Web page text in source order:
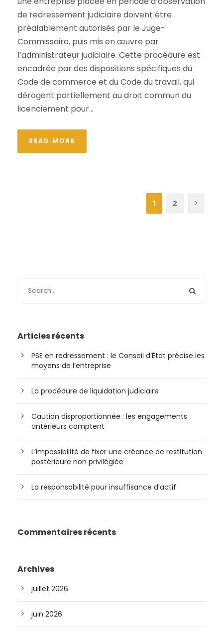
de redressement judiciaire doivent être
préalablement autorisés par le Juge-
Commissaire, puis mis en œuvre par
l’administrateur judiciaire. Cette procédure est
encadrée par des dispositions spécifiques du
Code de commerce et du Code du travail, qui
dérogent partiellement au droit commun du
licenciement pour...
READ MORE
1 2
Articles récents
PSE en redressement : le Conseil d’État précise les
moyens de l’entreprise
La procédure de liquidation judiciaire
Caution disproportionnée : les engagements
antérieurs comptent
L’impossibilité de fixer une créance de restitution
postérieure non privilégiée
La responsabilité pour insuffisance d’actif
Commentaires récents
Archives
juillet 2026
juin 2026